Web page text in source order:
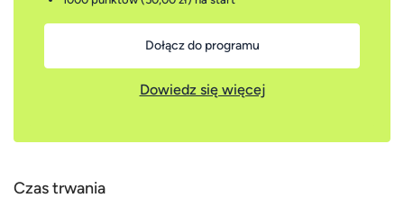
Dołącz do programu
Dowiedz się więcej
Czas trwania